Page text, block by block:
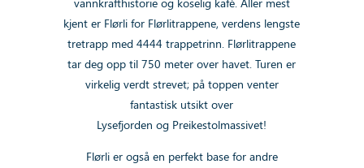
kjent er Flørli for Flørlitrappene,verdens lengste
tretrapp med 4444 trappetrinn. Flørlitrappene
tar deg opp til 750 meter over havet. Turen er
virkelig verdt strevet; på toppen venter
fantastisk utsikt over
Lysefjorden og Preikestolmassivet!
Flørli er også en perfekt base for andre